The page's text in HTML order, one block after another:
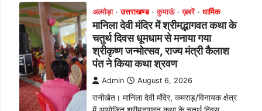
2
अल्मोड़ा उत्तराखण्ड कुमाऊं ख़बरें
रानीखेत में शिक्षा-स्वास्थ्य व्यवस्था पर
फूटा कांग्रेस का गुस्सा, मंत्री और
सरकार का पुतला फूंका
Admin August 6, 2026
भतरोजखान में कांग्रेस का प्रदर्शन, स्वास्थ्य मंत्री
व शिक्षा मंत्री का फूंका पुतला 'विद्यालयों में…